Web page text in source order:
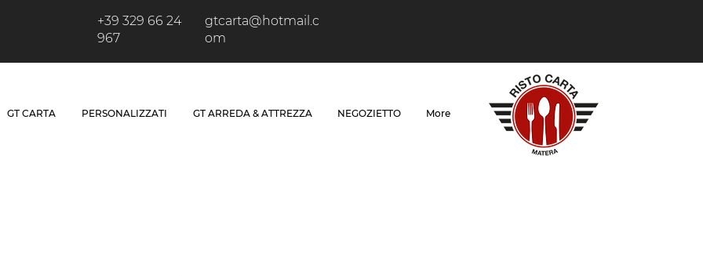
+39 329 66 24
967
gtcarta@hotmail.c
om
GT CARTA PERSONALIZZATI GT ARREDA & ATTREZZA NEGOZIETTO More